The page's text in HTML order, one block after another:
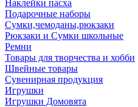
Наклейки пасха
Подарочные наборы
Сумки,чемоданы,рюкзаки
Рюкзаки и Сумки школьные
Ремни
Товары для творчества и хобби
Швейные товары
Сувенирная продукция
Игрушки
Игрушки Домовята